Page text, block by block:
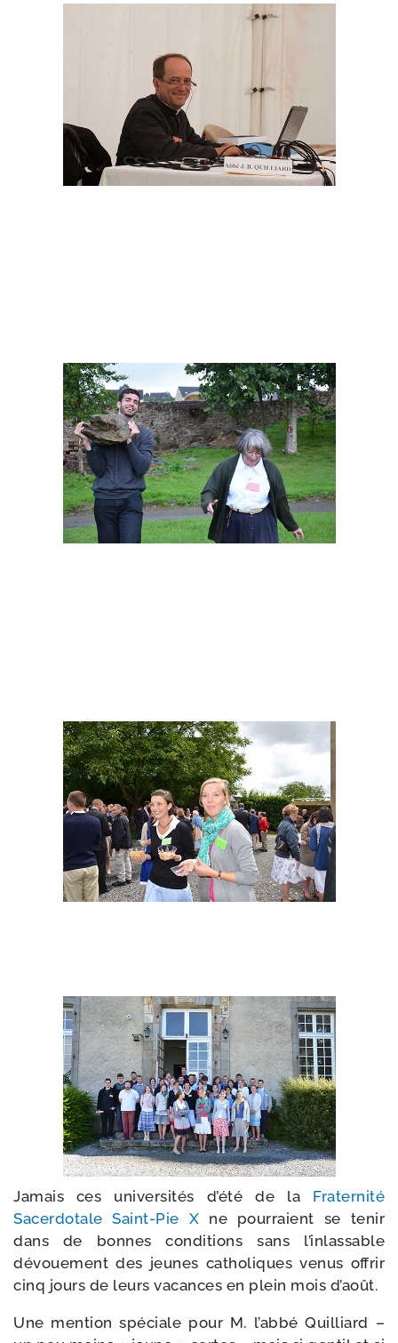
Jamais ces uni­ver­si­tés d’é­té de la Fraternité
Sacerdotale Saint-​Pie X ne pour­raient se tenir
dans de bonnes condi­tions sans l’in­las­sable
dévoue­ment des jeunes catho­liques venus offrir
cinq jours de leurs vacances en plein mois d’août.
Une men­tion spé­ciale pour M. l’ab­bé Quilliard –